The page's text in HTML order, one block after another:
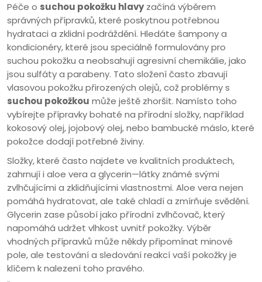
Péče o suchou pokožku hlavyzačíná výběrem
správných přípravků, které poskytnou potřebnou
hydrataci a zklidní podráždění. Hledáte šampony a
kondicionéry, které jsou speciálně formulovány pro
suchou pokožku a neobsahují agresivní chemikálie, jako
jsou sulfáty a parabeny. Tato složení často zbavují
vlasovou pokožku přirozených olejů, což problémy s
suchou pokožkou může ještě zhoršit. Namísto toho
vybírejte přípravky bohaté na přírodní složky, například
kokosový olej, jojobový olej, nebo bambucké máslo, které
pokožce dodají potřebné živiny.
Složky, které často najdete ve kvalitních produktech,
zahrnují i aloe vera a glycerin—látky známé svými
zvlhčujícími a zklidňujícími vlastnostmi. Aloe vera nejen
pomáhá hydratovat, ale také chladí a zmírňuje svědění.
Glycerin zase působí jako přírodní zvlhčovač, který
napomáhá udržet vlhkost uvnitř pokožky. Výběr
vhodných přípravků může někdy připomínat minové
pole, ale testování a sledování reakcí vaší pokožky je
klíčem k nalezení toho pravého.